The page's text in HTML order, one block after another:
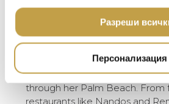
ползването от Ваша страна на
Разреши
Персонализация
established itself as a luxury
synonymous with old-world
world sophistication.
In this splendid volume,
Palm Beach social fixture Aerin
through her Palm Beach. From
restaurants like Nandos and